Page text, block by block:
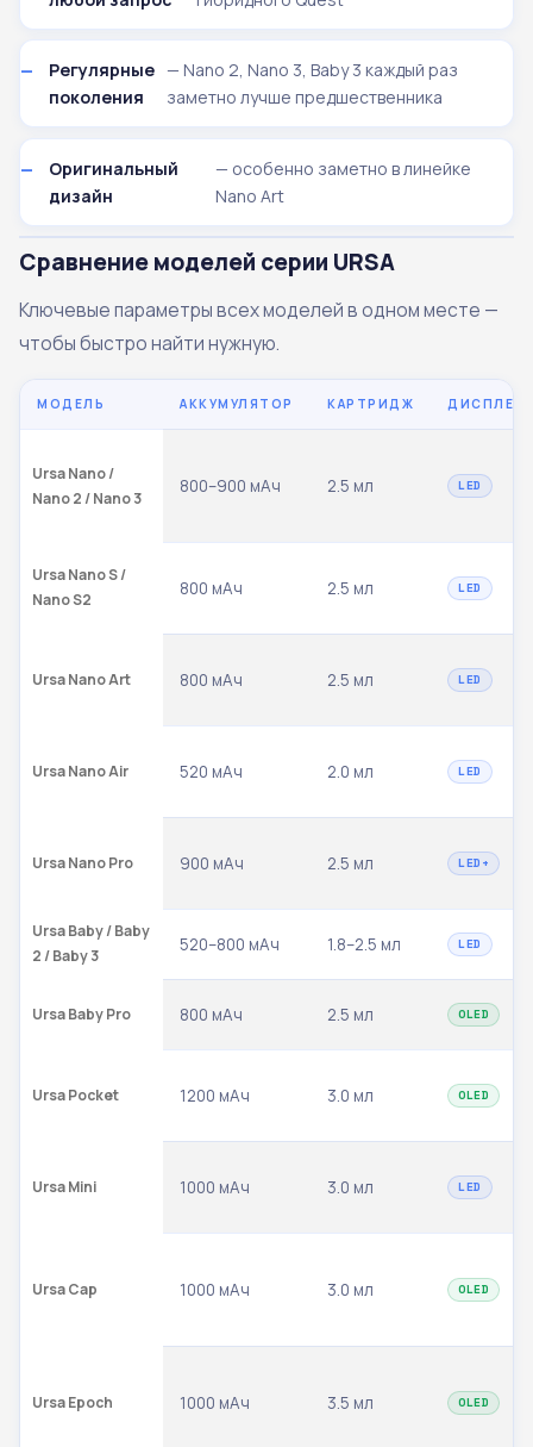
Регулярные
поколения
— Nano 2, Nano 3, Baby 3 каждый раз
заметно лучше предшественника
Оригинальный
дизайн
— особенно заметно в линейке
Nano Art
Сравнение моделей серии URSA
Ключевые параметры всех моделей в одном месте —
чтобы быстро найти нужную.
МОДЕЛЬ АККУМУЛЯТОР КАРТРИДЖ ДИСПЛЕЙ
Ursa Nano /
Nano 2 / Nano 3
800–900 мАч 2.5 мл LED
Ursa Nano S /
Nano S2
800 мАч 2.5 мл LED
Ursa Nano Art 800 мАч 2.5 мл LED
Ursa Nano Air 520 мАч 2.0 мл LED
Ursa Nano Pro 900 мАч 2.5 мл LED+
Ursa Baby / Baby
2 / Baby 3
520–800 мАч 1.8–2.5 мл LED
Ursa Baby Pro 800 мАч 2.5 мл OLED
Ursa Pocket 1200 мАч 3.0 мл OLED
Ursa Mini 1000 мАч 3.0 мл LED
Ursa Cap 1000 мАч 3.0 мл OLED
Ursa Epoch 1000 мАч 3.5 мл OLED